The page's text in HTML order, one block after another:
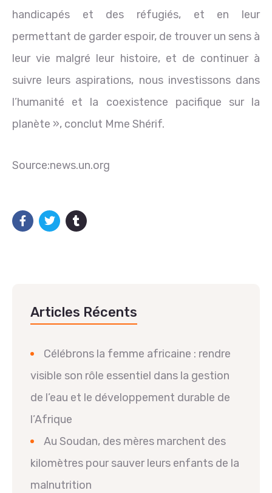
handicapés et des réfugiés, et en leur
permettant de garder espoir, de trouver un sens à
leur vie malgré leur histoire, et de continuer à
suivre leurs aspirations, nous investissons dans
l’humanité et la coexistence pacifique sur la
planète », conclut Mme Shérif.
Source:news.un.org
Articles Récents
Célébrons la femme africaine : rendre
visible son rôle essentiel dans la gestion
de l’eau et le développement durable de
l’Afrique
Au Soudan, des mères marchent des
kilomètres pour sauver leurs enfants de la
malnutrition